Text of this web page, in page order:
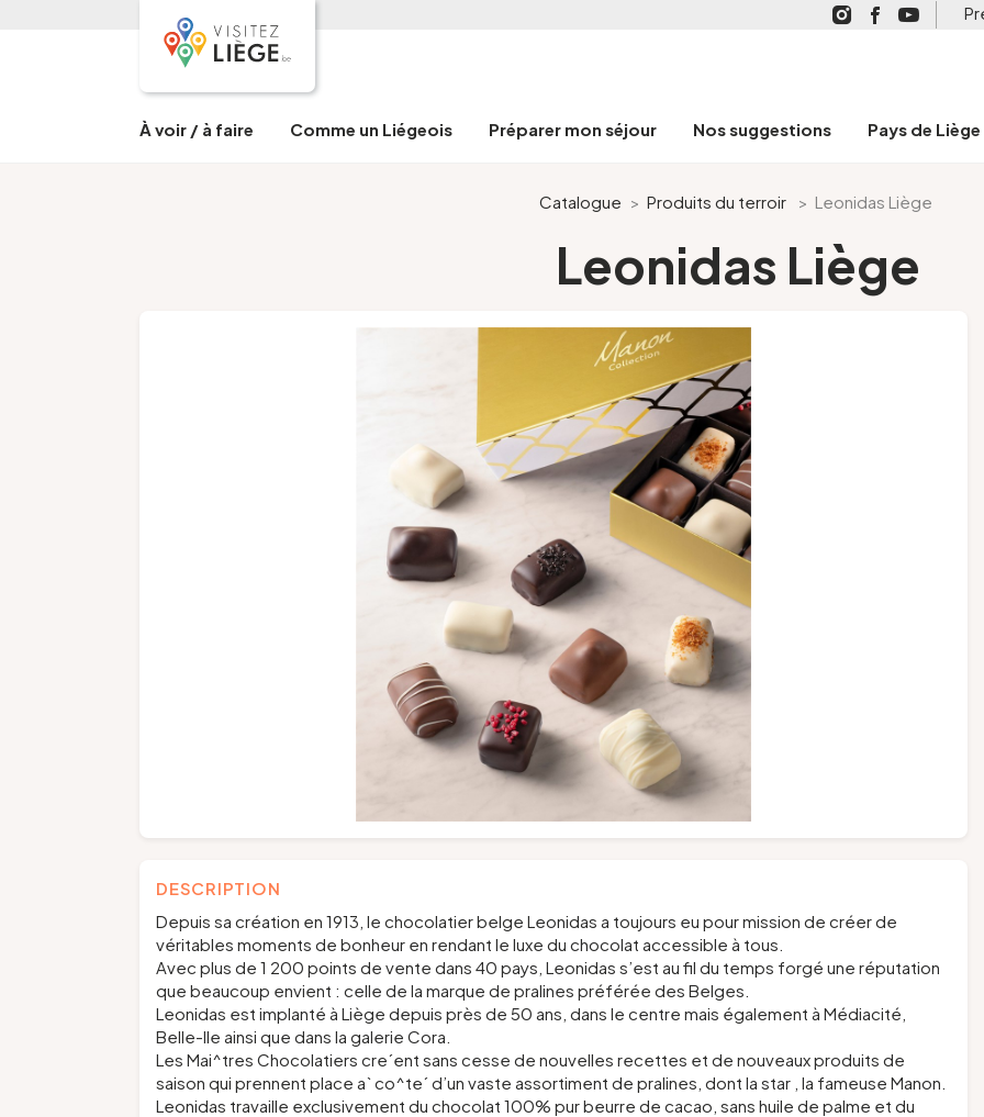
À voir / à faire Comme un Liégeois Préparer mon séjour Nos suggestions Pays de Liège
Catalogue > Produits du terroir > Leonidas Liège
Leonidas Liège
DESCRIPTION
Depuis sa création en 1913, le chocolatier belge Leonidas a toujours eu pour mission de créer de
véritables moments de bonheur en rendant le luxe du chocolat accessible à tous.
Avec plus de 1 200 points de vente dans 40 pays, Leonidas s’est au fil du temps forgé une réputation
que beaucoup envient : celle de la marque de pralines préférée des Belges.
Leonidas est implanté à Liège depuis près de 50 ans, dans le centre mais également à Médiacité,
Belle-Ile ainsi que dans la galerie Cora.
Les Mai^tres Chocolatiers cre´ent sans cesse de nouvelles recettes et de nouveaux produits de
saison qui prennent place a` co^te´ d’un vaste assortiment de pralines, dont la star , la fameuse Manon.
Leonidas travaille exclusivement du chocolat 100% pur beurre de cacao, sans huile de palme et du